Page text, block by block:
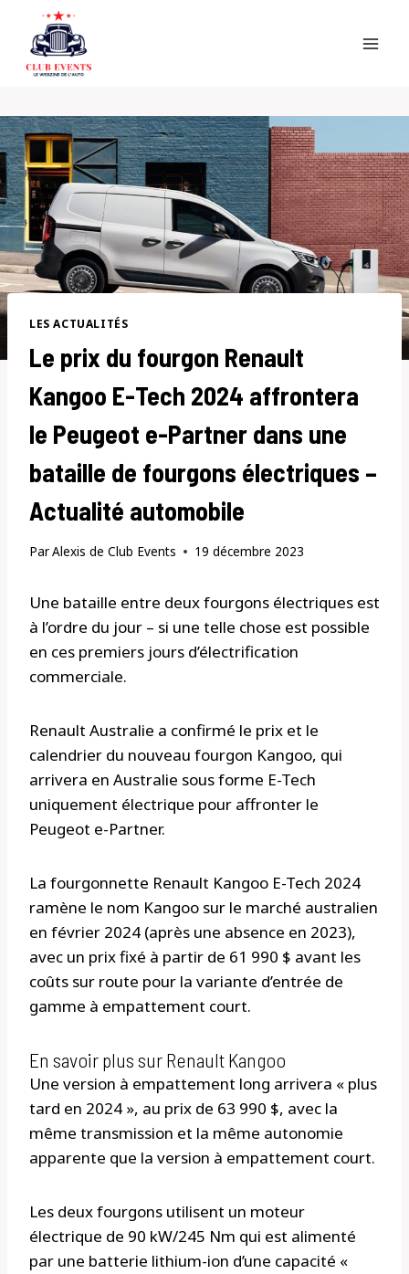
content
LES ACTUALITÉS
Le prix du fourgon Renault
Kangoo E-Tech 2024 affrontera
le Peugeot e-Partner dans une
bataille de fourgons électriques –
Actualité automobile
ParAlexis de Club Events 19 décembre 2023
Une bataille entre deux fourgons électriques est
à l’ordre du jour – si une telle chose est possible
en ces premiers jours d’électrification
commerciale.
Renault Australie a confirmé le prix et le
calendrier du nouveau fourgon Kangoo, qui
arrivera en Australie sous forme E-Tech
uniquement électrique pour affronter le
Peugeot e-Partner.
La fourgonnette Renault Kangoo E-Tech 2024
ramène le nom Kangoo sur le marché australien
en février 2024 (après une absence en 2023),
avec un prix fixé à partir de 61 990 $ avant les
coûts sur route pour la variante d’entrée de
gamme à empattement court.
En savoir plus sur Renault Kangoo
Une version à empattement long arrivera « plus
tard en 2024 », au prix de 63 990 $, avec la
même transmission et la même autonomie
apparente que la version à empattement court.
Les deux fourgons utilisent un moteur
électrique de 90 kW/245 Nm qui est alimenté
par une batterie lithium-ion d’une capacité «